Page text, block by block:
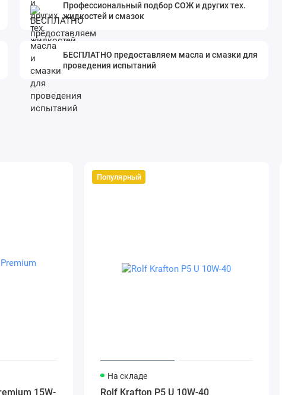
Профессиональный подбор СОЖ и других тех.
жидкостей и смазок
БЕСПЛАТНО предоставляем масла и смазки для
проведения испытаний
15W-
Популярный
На складе
Rolf Krafton P5 U 10W-40